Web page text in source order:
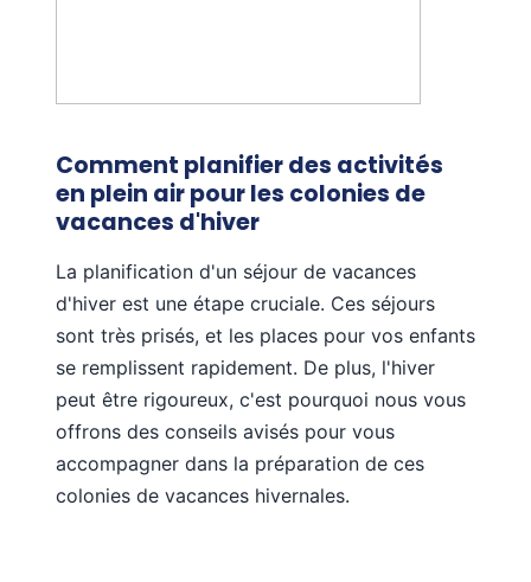
Comment planifier des activités
en plein air pour les colonies de
vacances d'hiver
La planification d'un séjour de vacances
d'hiver est une étape cruciale. Ces séjours
sont très prisés, et les places pour vos enfants
se remplissent rapidement. De plus, l'hiver
peut être rigoureux, c'est pourquoi nous vous
offrons des conseils avisés pour vous
accompagner dans la préparation de ces
colonies de vacances hivernales.